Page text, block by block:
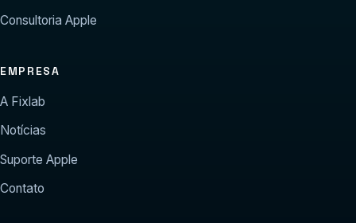
Consultoria Apple
EMPRESA
A Fixlab
Notícias
Suporte Apple
Contato